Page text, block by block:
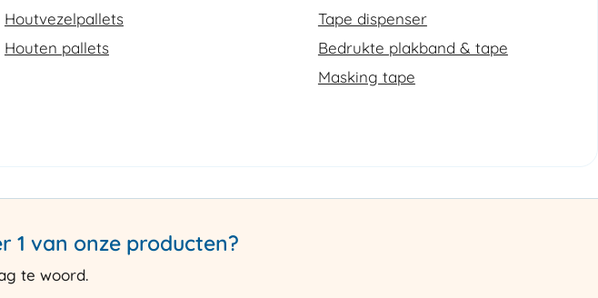
Houtvezelpallets
Houten pallets
Tape dispenser
Bedrukte plakband & tape
Masking tape
1 van onze producten?
te woord.